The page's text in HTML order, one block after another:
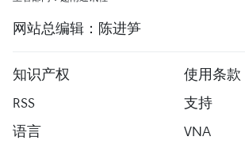
网站总编辑：陈进笋
知识产权
使用条款
RSS
支持
语言
VNA